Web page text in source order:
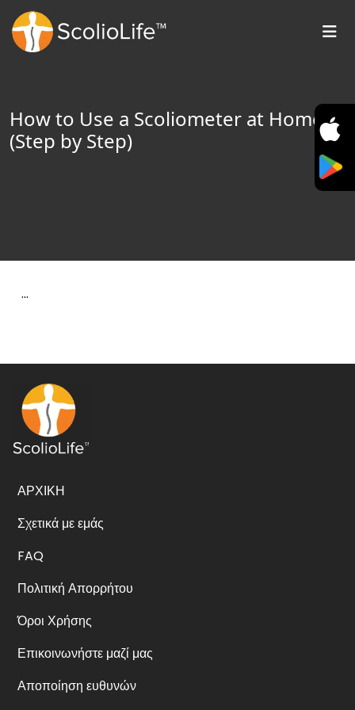
How to Use a Scoliometer at Home
(Step by Step)
…
ΑΡΧΙΚΗ
Σχετικά με εμάς
FAQ
Πολιτική Απορρήτου
Όροι Χρήσης
Επικοινωνήστε μαζί μας
Αποποίηση ευθυνών